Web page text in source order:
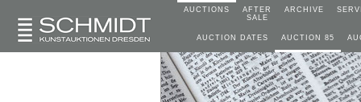
AUCTIONS
AFTER
SALE
ARCHIVE
AUCTION DATES AUCTION 85